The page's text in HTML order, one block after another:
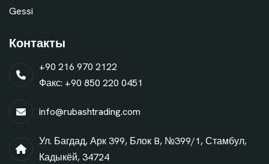
Gessi
Контакты
+90 216 970 2122
Факс: +90 850 220 0451
info@rubashtrading.com
Ул. Багдад, Арк 399, Блок B, №399/1, Стамбул,
Кадыкёй, 34724